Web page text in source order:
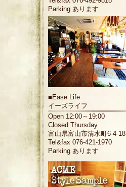
Parking あります
■ Ease Life
イーズライフ
Open 12:00～19:00
Closed Thursday
富山県富山市清水町6-4-18
Tel&fax 076-421-1970
Parking あります